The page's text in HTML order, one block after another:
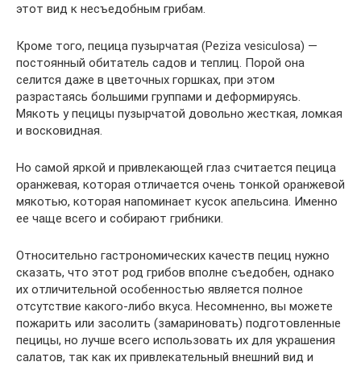
этот вид к несъедобным грибам.
Кроме того, пецица пузырчатая (Peziza vesiculosa) —
постоянный обитатель садов и теплиц. Порой она
селится даже в цветочных горшках, при этом
разрастаясь большими группами и деформируясь.
Мякоть у пецицы пузырчатой довольно жесткая, ломкая
и восковидная.
Но самой яркой и привлекающей глаз считается пецица
оранжевая, которая отличается очень тонкой оранжевой
мякотью, которая напоминает кусок апельсина. Именно
ее чаще всего и собирают грибники.
Относительно гастрономических качеств пециц нужно
сказать, что этот род грибов вполне съедобен, однако
их отличительной особенностью является полное
отсутствие какого-либо вкуса. Несомненно, вы можете
пожарить или засолить (замариновать) подготовленные
пецицы, но лучше всего использовать их для украшения
салатов, так как их привлекательный внешний вид и